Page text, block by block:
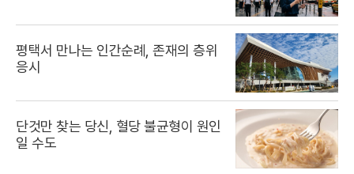
평택서 만나는 인간순례, 존재의 층위
응시
단것만 찾는 당신, 혈당 불균형이 원인
일 수도